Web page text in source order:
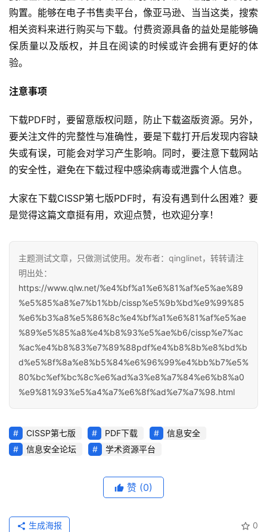
购置。能够在电子书售卖平台，像亚马逊、当当这类，搜索
相关资料来进行购买与下载。付费资源具备的益处是能够确
保质量以及版权，并且在阅读的时候或许会拥有更好的体
验。
注意事项
下载PDF时，要留意版权问题，防止下载盗版资源。另外，
要关注文件的完整性与准确性，要是下载打开后发现内容缺
失或有误，可能会对学习产生影响。同时，要注意下载网站
的安全性，避免在下载过程中感染病毒或泄露个人信息。
大家在下载CISSP第七版PDF时，有没有遇到什么困难？要
是觉得这篇文章挺有用，欢迎点赞，也欢迎分享！
主题测试文章，只做测试使用。发布者：qinglinet，转转请注
明出处：
https://www.qlw.net/%e4%bf%a1%e6%81%af%e5%ae%89
%e5%85%a8%e7%b1%bb/cissp%e5%9b%bd%e9%99%85
%e6%b3%a8%e5%86%8c%e4%bf%a1%e6%81%af%e5%ae
%89%e5%85%a8%e4%b8%93%e5%ae%b6/cissp%e7%ac
%ac%e4%b8%83%e7%89%88pdf%e4%b8%8b%e8%bd%b
d%e5%8f%8a%e8%b5%84%e6%96%99%e4%bb%b7%e5%
80%bc%ef%bc%8c%e6%ad%a3%e8%a7%84%e6%b8%a0
%e9%81%93%e5%a4%a7%e6%8f%ad%e7%a7%98.html
CISSP第七版 PDF下载
信息安全
信息安全论坛
学术资源平台
赞 (0)
0
生成海报